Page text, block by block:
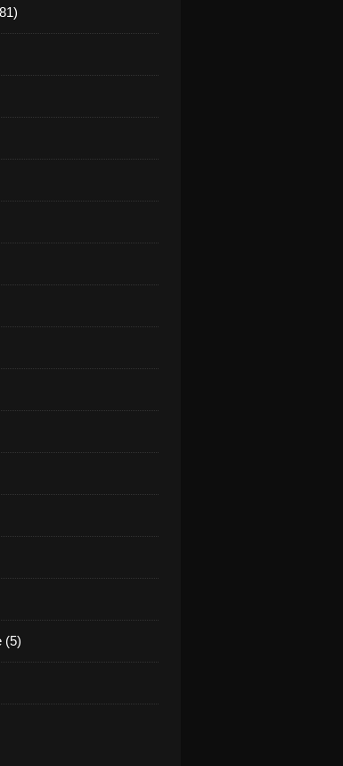
(5)